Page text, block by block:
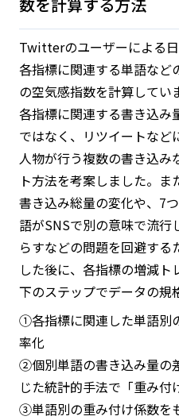
Twitterのユーザーによる日
各指標に関連する単語など
の空気感指数を計算してい
各指標に関連する書き込み
ではなく、リツイートな
人物が行う複数の書き込
ト方法を考案しました。
書き込み総量の変化や、7
語がSNSで別の意味で流
らすなどの問題を回避する
した後に、各指標の増減
下のステップでデータの規
①各指標に関連した単語別
率化
②個別単語の書き込み量の
じた統計的手法で「重み付
③単語別の重み付け係数を